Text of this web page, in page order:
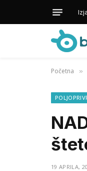
Početna »
19 APRILA,